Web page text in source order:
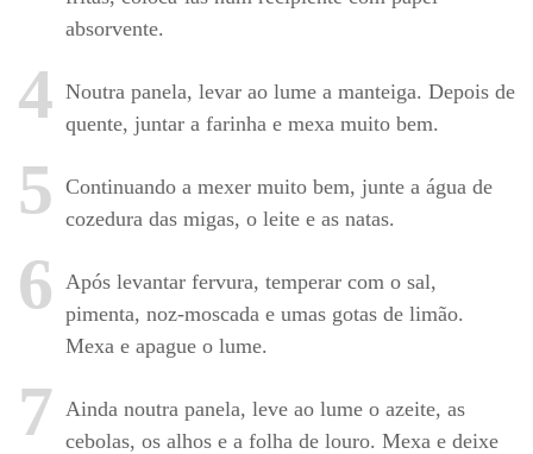
absorvente.
4 Noutra panela, levar ao lume a manteiga. Depois de
quente, juntar a farinha e mexa muito bem.
5 Continuando a mexer muito bem, junte a água de
cozedura das migas, o leite e as natas.
6 Após levantar fervura, temperar com o sal,
pimenta, noz-moscada e umas gotas de limão.
Mexa e apague o lume.
7 Ainda noutra panela, leve ao lume o azeite, as
cebolas, os alhos e a folha de louro. Mexa e deixe